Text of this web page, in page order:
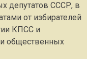
депутатов СССР, в
от избирателей
КПСС и
общественных